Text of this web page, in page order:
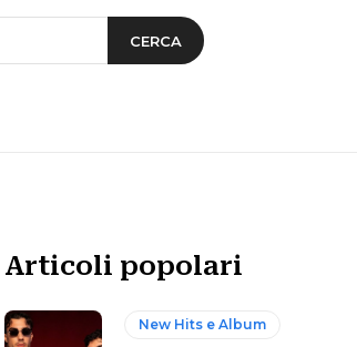
CERCA
Articoli popolari
New Hits e Album